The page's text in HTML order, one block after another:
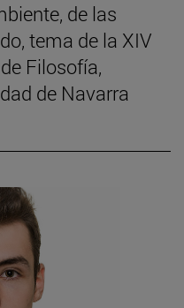
de las
tema de la XIV
Filosofía,
de Navarra